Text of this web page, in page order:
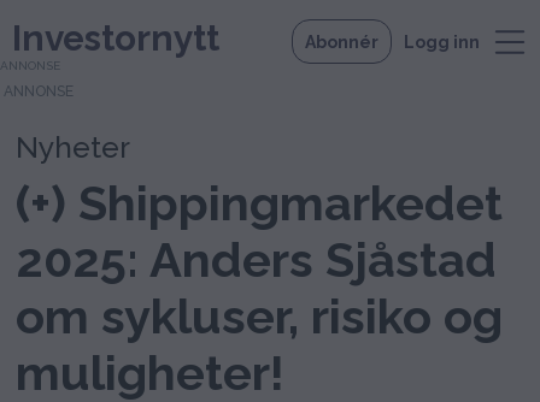
Investornytt Abonnér Logg inn
ANNONSE
Nyheter
(+) Shippingmarkedet
2025: Anders Sjåstad
om sykluser, risiko og
muligheter!